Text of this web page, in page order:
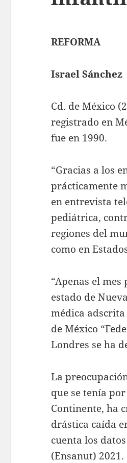
REFORMA
Israel Sánchez
Cd. de México
registrado en
fue en 1990.
“Gracias a los
prácticamente
en entrevista
pediátrica,
regiones del
como en
“Apenas el
estado de
médica
de México
Londres se ha
La
que se tenía
Continente, ha
drástica caída
cuenta los
(Ensanut) 2021.